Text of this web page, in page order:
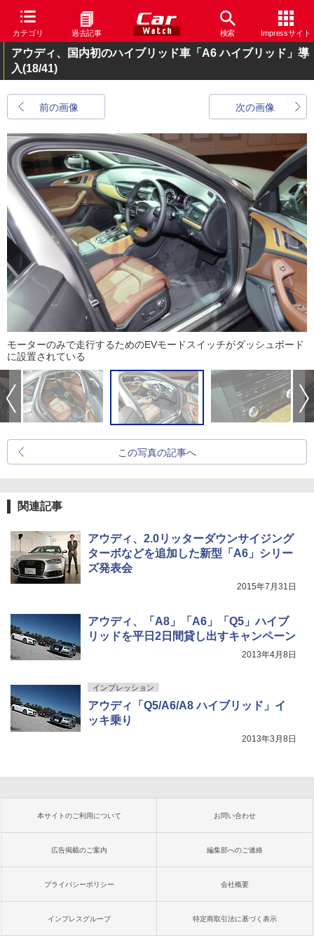
カテゴリ 過去記事 検索 Impressサイト
アウディ、国内初のハイブリッド車「A6 ハイブリッド」導
入(18/41)
前の画像 次の画像
モーターのみで走行するためのEVモードスイッチがダッシュボード
に設置されている
この写真の記事へ
関連記事
アウディ、2.0リッターダウンサイジング
ターボなどを追加した新型「A6」シリー
ズ発表会
2015年7月31日
アウディ、「A8」「A6」「Q5」ハイブ
リッドを平日2日間貸し出すキャンペーン
2013年4月8日
インプレッション
アウディ「Q5/A6/A8 ハイブリッド」イ
ッキ乗り
2013年3月8日
本サイトのご利用について お問い合わせ
広告掲載のご案内 編集部へのご連絡
プライバシーポリシー 会社概要
インプレスグループ 特定商取引法に基づく表示